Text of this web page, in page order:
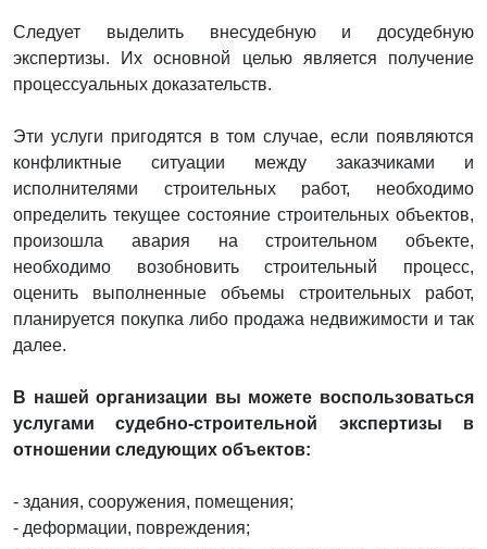
Следует выделить внесудебную и досудебную
экспертизы. Их основной целью является получение
процессуальных доказательств.
Эти услуги пригодятся в том случае, если появляются
конфликтные ситуации между заказчиками и
исполнителями строительных работ, необходимо
определить текущее состояние строительных объектов,
произошла авария на строительном объекте,
необходимо возобновить строительный процесс,
оценить выполненные объемы строительных работ,
планируется покупка либо продажа недвижимости и так
далее.
В нашей организации вы можете воспользоваться
услугами судебно-строительной экспертизы в
отношении следующих объектов:
- здания, сооружения, помещения;
- деформации, повреждения;